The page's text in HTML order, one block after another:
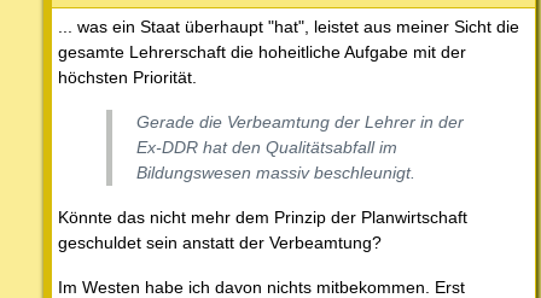
... was ein Staat überhaupt "hat", leistet aus meiner Sicht die
gesamte Lehrerschaft die hoheitliche Aufgabe mit der
höchsten Priorität.
Gerade die Verbeamtung der Lehrer in der
Ex-DDR hat den Qualitätsabfall im
Bildungswesen massiv beschleunigt.
Könnte das nicht mehr dem Prinzip der Planwirtschaft
geschuldet sein anstatt der Verbeamtung?
Im Westen habe ich davon nichts mitbekommen. Erst